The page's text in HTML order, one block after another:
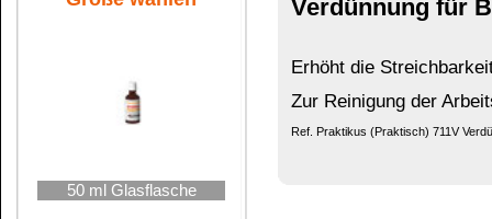
Beschränkungsrichtlinie
Tritt in Kraft ab dem 27.
VERORDNUNG (EG) Nr.
vom 18. Dezember 2006